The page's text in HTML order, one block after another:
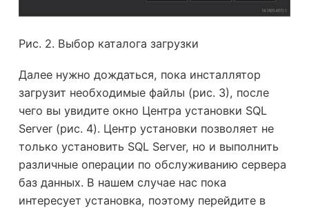
Рис. 2. Выбор каталога загрузки
Далее нужно дождаться, пока инсталлятор
загрузит необходимые файлы (рис. 3), после
чего вы увидите окно Центра установки SQL
Server (рис. 4). Центр установки позволяет не
только установить SQL Server, но и выполнить
различные операции по обслуживанию сервера
баз данных. В нашем случае нас пока
интересует установка, поэтому перейдите в